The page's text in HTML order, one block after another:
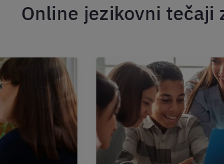
Online jezikovni